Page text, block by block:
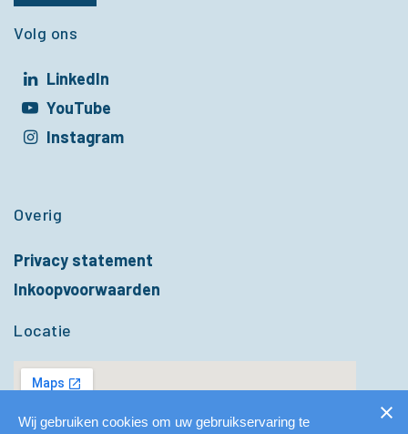
Volg ons
LinkedIn
in een nieuw venster
YouTube
in een nieuw venster
Instagram
Overig
Privacy statement
Inkoopvoorwaarden
Locatie
Wij gebruiken cookies om uw gebruikservaring te